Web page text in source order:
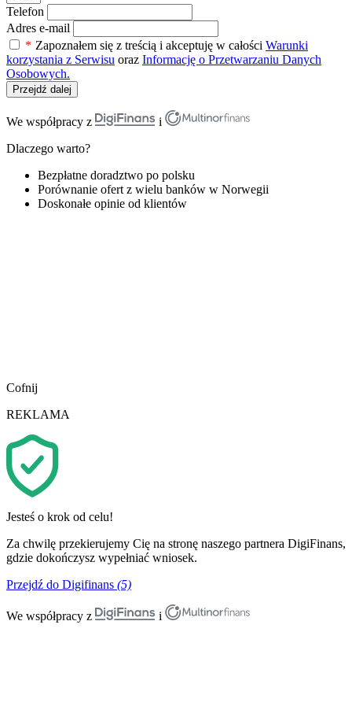
Telefon
Adres e-mail
* Zapoznałem się z treścią i akceptuję w całości Warunki
korzystania z Serwisu oraz Informację o Przetwarzaniu Danych
Osobowych.
Przejdź dalej
We współpracy z
i
Dlaczego warto?
Bezpłatne doradztwo po polsku
Porównanie ofert z wielu banków w Norwegii
Doskonałe opinie od klientów
Cofnij
REKLAMA
Jesteś o krok od celu!
Za chwilę przekierujemy Cię na stronę naszego partnera DigiFinans,
gdzie dokończysz wypełniać wniosek.
Przejdź do Digifinans (5)
We współpracy z i